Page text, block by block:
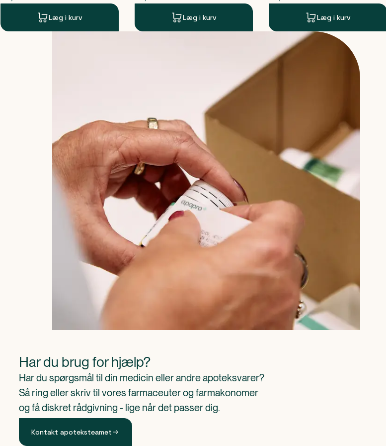
Læg i kurv Læg i kurv Læg i kurv
Har du brug for hjælp?
Har du spørgsmål til din medicin eller andre apoteksvarer?
Så ring eller skriv til vores farmaceuter og farmakonomer
og få diskret rådgivning - lige når det passer dig.
Kontakt apoteksteamet